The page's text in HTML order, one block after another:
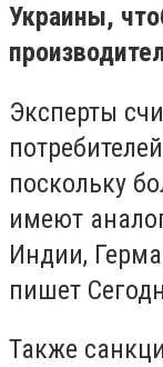
Украины,
Эксперты
поскольку
имеют
Индии,
пишет
Также